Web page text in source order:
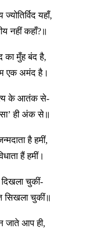
यहाँ,
नहीं कहाँ?॥
का मुँह बंद है,
एक अमंद है।
के आतंक से-
ही अंक से॥
है हमीं,
हैं हमीं।
दिखला चुकीं-
सिखला चुकीं॥
जाते आप ही,